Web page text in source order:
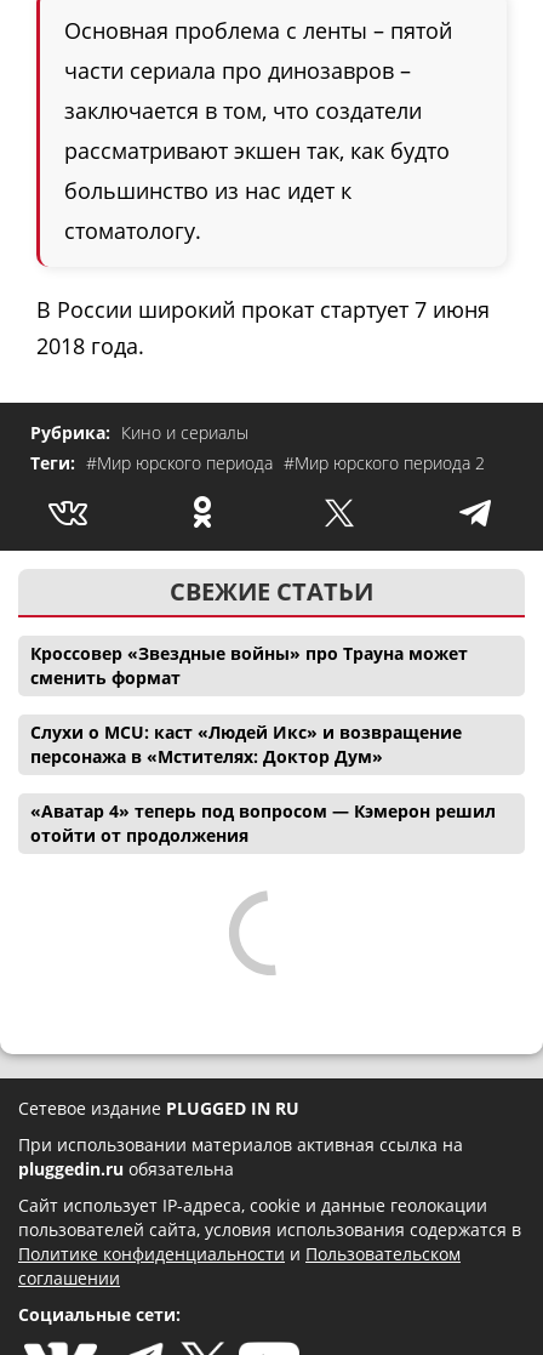
Основная проблема с ленты – пятой
части сериала про динозавров –
заключается в том, что создатели
рассматривают экшен так, как будто
большинство из нас идет к
стоматологу.
В России широкий прокат стартует 7 июня
2018 года.
Рубрика: Кино и сериалы
Теги: #Мир юрского периода #Мир юрского периода 2
СВЕЖИЕ СТАТЬИ
Кроссовер «Звездные войны» про Трауна может
сменить формат
Слухи о MCU: каст «Людей Икс» и возвращение
персонажа в «Мстителях: Доктор Дум»
«Аватар 4» теперь под вопросом — Кэмерон решил
отойти от продолжения
Сетевое издание PLUGGED IN RU
При использовании материалов активная ссылка на
pluggedin.ru обязательна
Сайт использует IP-адреса, cookie и данные геолокации
пользователей сайта, условия использования содержатся в
Политике конфиденциальности и Пользовательском
соглашении
Социальные сети: